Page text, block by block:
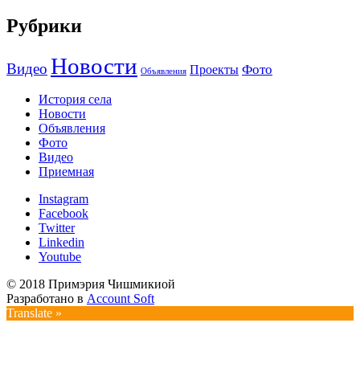
Рубрики
Видео Новости Объявления Проекты Фото
История села
Новости
Объявления
Фото
Видео
Приемная
Instagram
Facebook
Twitter
Linkedin
Youtube
© 2018 Примэрия Чишмикиой
Разработано в Account Soft
Translate »